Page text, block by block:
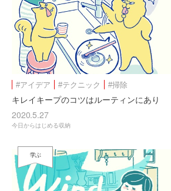
#アイデア #テクニック #掃除
キレイキープのコツはルーティンにあり
2020.5.27
今日からはじめる収納
学ぶ